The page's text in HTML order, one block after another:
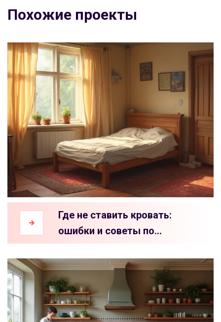
Похожие проекты
Где не ставить кровать:
ошибки и советы по
размещению кровати в
спальне